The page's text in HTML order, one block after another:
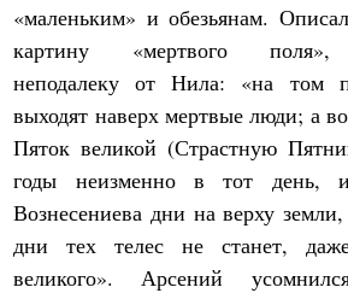
«маленьким» и обезьянам.
картину «мертвого поля»,
неподалеку от Нила: «на том
выходят наверх мертвые люди; а
Пяток великой (Страстную
годы неизменно в тот день,
Вознесениева дни на верху
дни тех телес не станет,
великого». Арсений